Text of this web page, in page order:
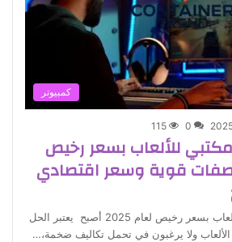
كمبيوتر
0
115
للألعاب بسعر رخيص
مواصفات قوية وسعر اقتصادي
أفضل كمبيوتر مكتبي للألعاب بسعر رخيص لعام 2025 أصبح يعتبر الحل
ولا يرغبون في تحمل تكاليف ضخمة،…